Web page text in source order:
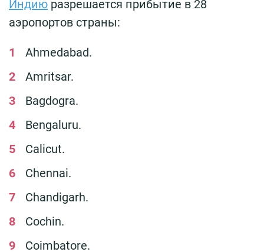
Индию разрешается прибытие в 28
аэропортов страны:
Ahmedabad.
Amritsar.
Bagdogra.
Bengaluru.
Calicut.
Chennai.
Chandigarh.
Cochin.
Coimbatore.